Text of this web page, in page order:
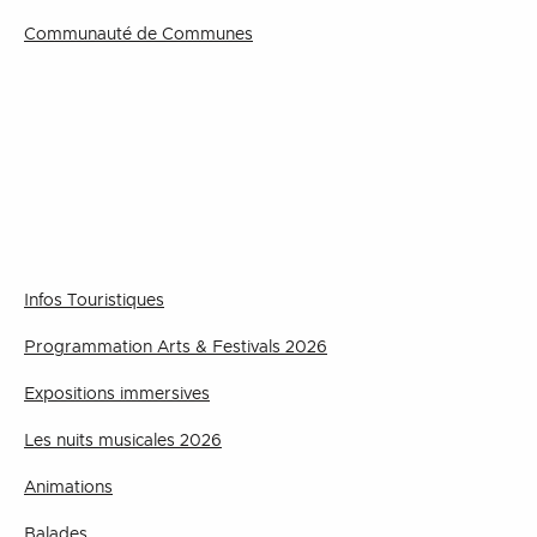
Communauté de Communes
Infos Touristiques
Programmation Arts & Festivals 2026
Expositions immersives
Les nuits musicales 2026
Animations